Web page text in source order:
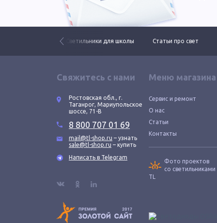
Светильники для школы Статьи про свет
Свяжитесь с нами
Ростовская обл., г.
Таганрог, Мариупольское
шоссе, 71-В
8 800 707 01 69
mail@tl-shop.ru – узнать
sale@tl-shop.ru – купить
Написать в Telegram
Меню магазина
Сервис и ремонт
О нас
Статьи
Контакты
Фото проектов
со светильниками
TL